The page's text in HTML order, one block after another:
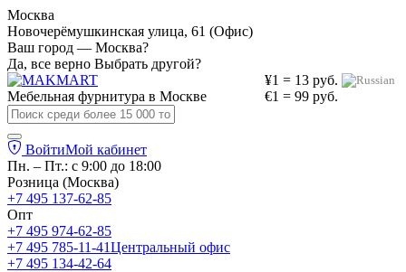
Москва
Новочерёмушкинская улица, 61 (Офис)
Ваш город — Москва?
Да, все верно Выбрать другой?
¥1 = 13 руб.
€1 = 99 руб.
Мебельная фурнитура в Москве
ВойтиМой кабинет
Пн. – Пт.: с 9:00 до 18:00
Розница (Москва)
+7 495 137-62-85
Опт
+7 495 974-62-85
+7 495 785-11-41Центральный офис
+7 495 134-42-64